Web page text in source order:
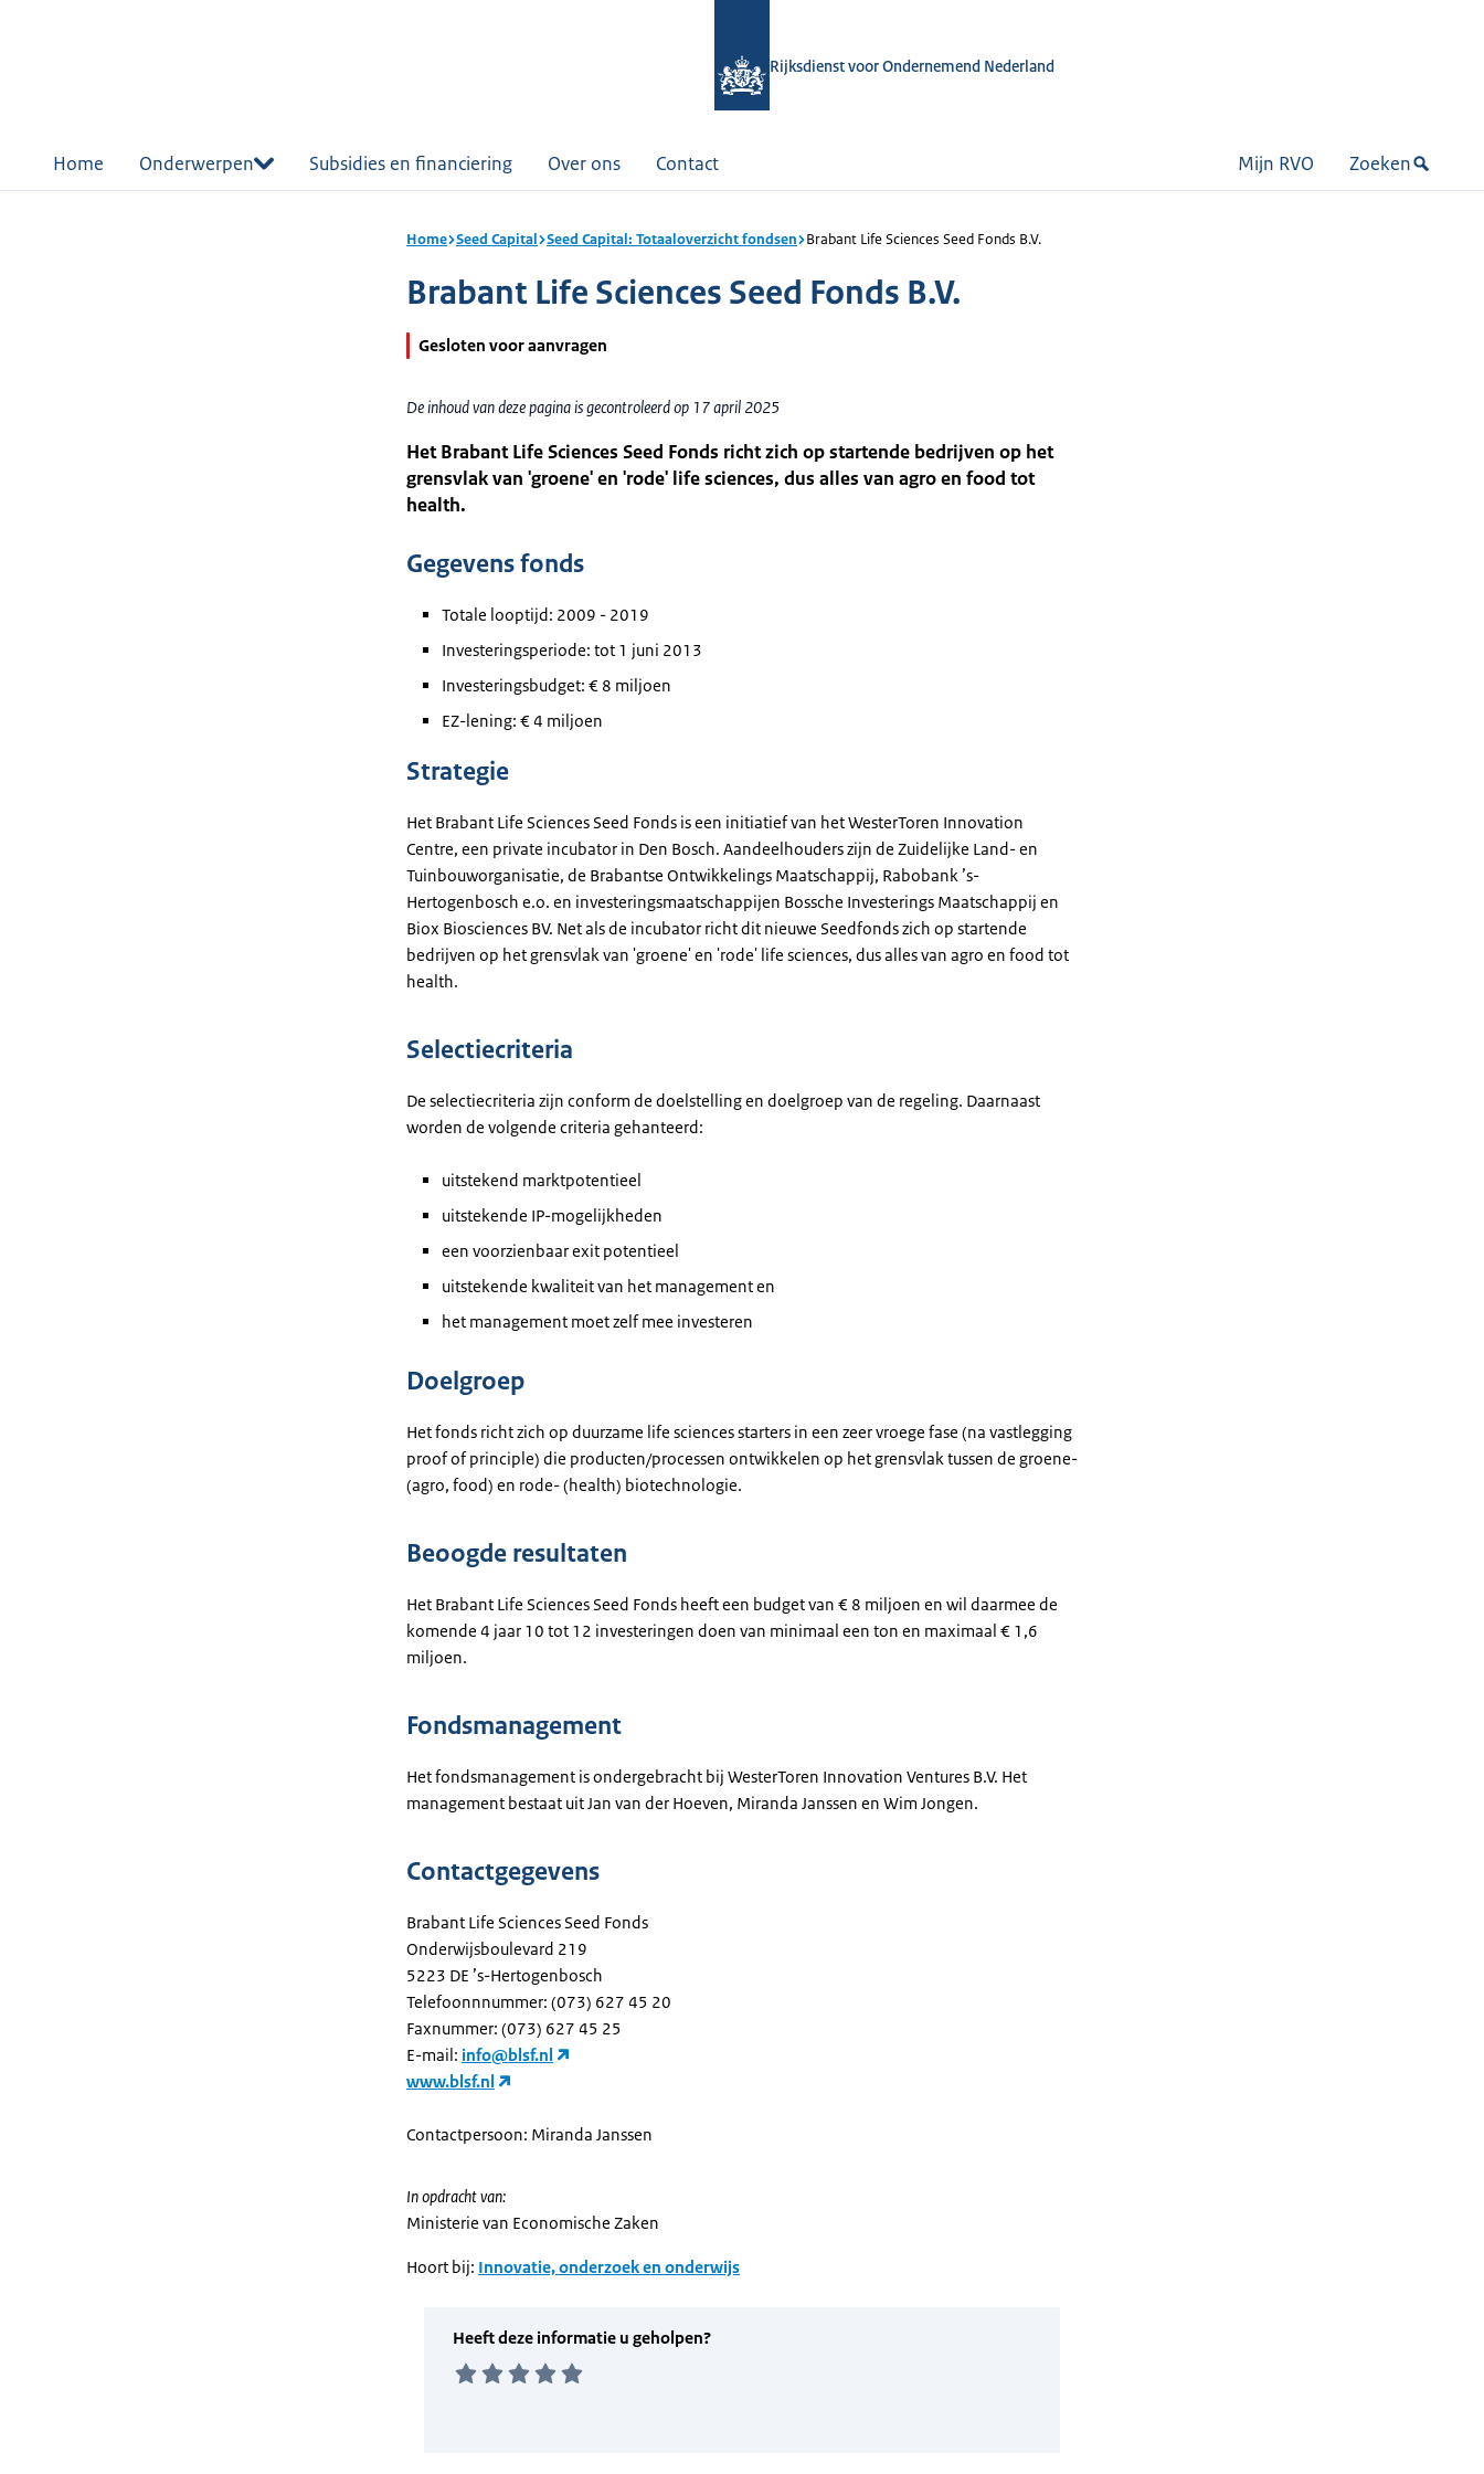
Rijksdienst voor Ondernemend Nederland
Home Onderwerpen Subsidies en financiering Over ons Contact Mijn RVO Zoeken
Home Seed Capital Seed Capital: Totaaloverzicht fondsen Brabant Life Sciences Seed Fonds B.V.
Brabant Life Sciences Seed Fonds B.V.
Gesloten voor aanvragen
De inhoud van deze pagina is gecontroleerd op 17 april 2025
Het Brabant Life Sciences Seed Fonds richt zich op startende bedrijven op het
grensvlak van 'groene' en 'rode' life sciences, dus alles van agro en food tot
health.
Gegevens fonds
Totale looptijd: 2009 - 2019
Investeringsperiode: tot 1 juni 2013
Investeringsbudget: € 8 miljoen
EZ-lening: € 4 miljoen
Strategie
Het Brabant Life Sciences Seed Fonds is een initiatief van het WesterToren Innovation
Centre, een private incubator in Den Bosch. Aandeelhouders zijn de Zuidelijke Land- en
Tuinbouworganisatie, de Brabantse Ontwikkelings Maatschappij, Rabobank ’s-
Hertogenbosch e.o. en investeringsmaatschappijen Bossche Investerings Maatschappij en
Biox Biosciences BV. Net als de incubator richt dit nieuwe Seedfonds zich op startende
bedrijven op het grensvlak van 'groene' en 'rode' life sciences, dus alles van agro en food tot
health.
Selectiecriteria
De selectiecriteria zijn conform de doelstelling en doelgroep van de regeling. Daarnaast
worden de volgende criteria gehanteerd:
uitstekend marktpotentieel
uitstekende IP-mogelijkheden
een voorzienbaar exit potentieel
uitstekende kwaliteit van het management en
het management moet zelf mee investeren
Doelgroep
Het fonds richt zich op duurzame life sciences starters in een zeer vroege fase (na vastlegging
proof of principle) die producten/processen ontwikkelen op het grensvlak tussen de groene-
(agro, food) en rode- (health) biotechnologie.
Beoogde resultaten
Het Brabant Life Sciences Seed Fonds heeft een budget van € 8 miljoen en wil daarmee de
komende 4 jaar 10 tot 12 investeringen doen van minimaal een ton en maximaal € 1,6
miljoen.
Fondsmanagement
Het fondsmanagement is ondergebracht bij WesterToren Innovation Ventures B.V. Het
management bestaat uit Jan van der Hoeven, Miranda Janssen en Wim Jongen.
Contactgegevens
Brabant Life Sciences Seed Fonds
Onderwijsboulevard 219
5223 DE ’s-Hertogenbosch
Telefoonnnummer: (073) 627 45 20
Faxnummer: (073) 627 45 25
E-mail: info@blsf.nl
www.blsf.nl
Contactpersoon: Miranda Janssen
In opdracht van:
Ministerie van Economische Zaken
Hoort bij: Innovatie, onderzoek en onderwijs